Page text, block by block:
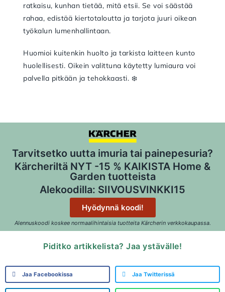
ratkaisu, kunhan tietää, mitä etsii. Se voi säästää
rahaa, edistää kiertotaloutta ja tarjota juuri oikean
työkalun lumenhallintaan.
Huomioi kuitenkin huolto ja tarkista laitteen kunto
huolellisesti. Oikein valittuna käytetty lumiaura voi
palvella pitkään ja tehokkaasti. ❄️
Tarvitsetko uutta imuria tai painepesuria?
Kärcheriltä NYT -15 % KAIKISTA Home &
Garden tuotteista
Alekoodilla: SIIVOUSVINKKI15
Hyödynnä koodi!
Alennuskoodi koskee normaalihintaisia tuotteita Kärcherin verkkokaupassa.
Piditko artikkelista? Jaa ystävälle!
Jaa Facebookissa Jaa Twitterissä